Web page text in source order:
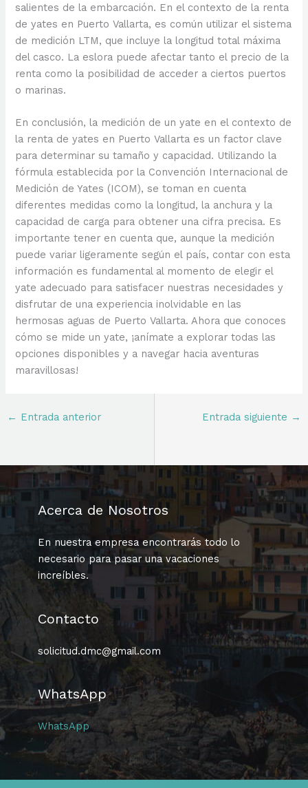
salientes de la embarcación. En el contexto de la renta
de yates en Puerto Vallarta, es común utilizar el sistema
de medición LTM, que incluye la longitud total máxima
del casco. La eslora puede afectar tanto el precio de la
renta como la posibilidad de acceder a ciertos puertos
o marinas.
En conclusión, la medición de un yate en el contexto de
la renta de yates en Puerto Vallarta es un factor clave
para determinar su tamaño y capacidad. Utilizando la
fórmula establecida por la Convención Internacional de
Medición de Yates (ICOM), se toman en cuenta
diferentes medidas como la longitud, la anchura y la
capacidad de carga para obtener una cifra precisa. Es
importante tener en cuenta que, aunque la medición
puede variar ligeramente según el país, contar con esta
información es fundamental al momento de elegir el
yate adecuado para satisfacer nuestras necesidades y
disfrutar de una experiencia inolvidable en las
hermosas aguas de Puerto Vallarta. Ahora que conoces
cómo se mide un yate, ¡anímate a explorar todas las
opciones disponibles y a navegar hacia aventuras
maravillosas!
← Entrada anterior Entrada siguiente →
Acerca de Nosotros
En nuestra empresa encontrarás todo lo
necesario para pasar una vacaciones
increíbles.
Contacto
solicitud.dmc@gmail.com
WhatsApp
WhatsApp